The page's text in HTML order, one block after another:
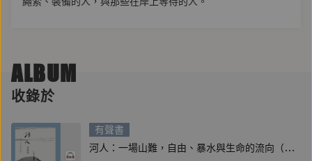
預備進入、受困到搜救的時間，追索罹難者生前的腳步：他們
如何愛上山與水？為何一次次回到峽谷？
這是一本關於生與死、自由與渴望的書。每個走向群山、降入
溪谷的人，都有無法被簡化為一句話的理由。縱然死亡的陰影
從未遠離，人類仍持續走向邊界與荒野。而多山的臺灣，也持
ALBUM
收錄於
有聲書
河人：一場山難，自由、暴水與生命的流向（特別收錄作者胡慕情親唸〈謝誌〉）